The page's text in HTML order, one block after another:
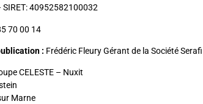
SIRET: 40952582100032
70 00 14
: Frédéric Fleury Gérant de la Société Serafi
CELESTE – Nuxit
Marne